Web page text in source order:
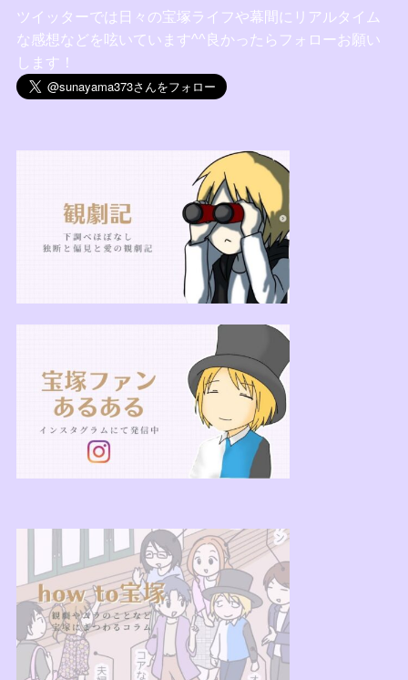
ツイッターでは日々の宝塚ライフや幕間にリアルタイム
な感想などを呟いています^^良かったらフォローお願い
します！